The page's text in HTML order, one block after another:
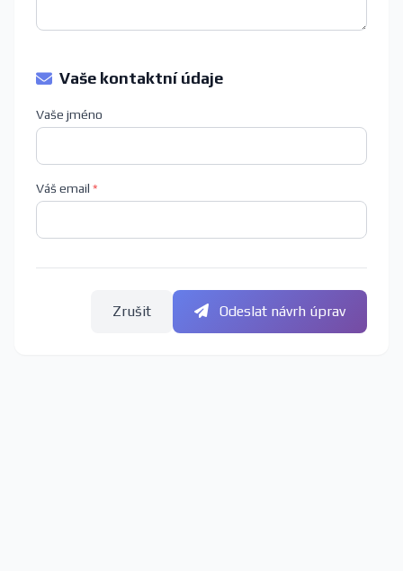
Vaše kontaktní údaje
Vaše jméno
Váš email *
Zrušit Odeslat návrh úprav